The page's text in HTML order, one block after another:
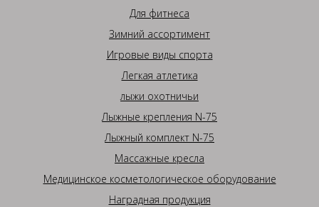
Для фитнеса
Зимний ассортимент
Игровые виды спорта
Легкая атлетика
лыжи охотничьи
Лыжные крепления N-75
Лыжный комплект N-75
Массажные кресла
Медицинское косметологическое оборудование
Наградная продукция